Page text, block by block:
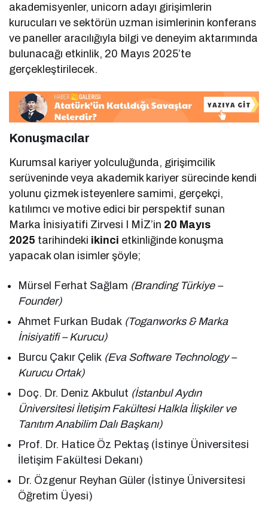
akademisyenler, unicorn adayı girişimlerin
kurucuları ve sektörün uzman isimlerinin konferans
ve paneller aracılığıyla bilgi ve deneyim aktarımında
bulunacağı etkinlik, 20 Mayıs 2025’te
gerçekleştirilecek.
Konuşmacılar
Kurumsal kariyer yolculuğunda, girişimcilik
serüveninde veya akademik kariyer sürecinde kendi
yolunu çizmek isteyenlere samimi, gerçekçi,
katılımcı ve motive edici bir perspektif sunan
Marka İnisiyatifi Zirvesi I MİZ’in 20 Mayıs
2025 tarihindeki ikinci etkinliğinde konuşma
yapacak olan isimler şöyle;
Mürsel Ferhat Sağlam (Branding Türkiye –
Founder)
Ahmet Furkan Budak (Toganworks & Marka
İnisiyatifi – Kurucu)
Burcu Çakır Çelik (Eva Software Technology –
Kurucu Ortak)
Doç. Dr. Deniz Akbulut (İstanbul Aydın
Üniversitesi İletişim Fakültesi Halkla İlişkiler ve
Tanıtım Anabilim Dalı Başkanı)
Prof. Dr. Hatice Öz Pektaş (İstinye Üniversitesi
İletişim Fakültesi Dekanı)
Dr. Özgenur Reyhan Güler (İstinye Üniversitesi
Öğretim Üyesi)